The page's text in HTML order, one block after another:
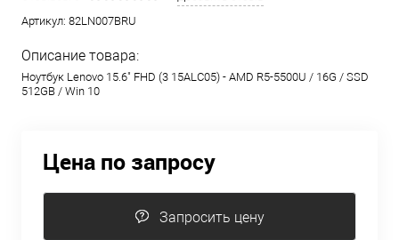
Артикул: 82LN007BRU
Описание товара:
Ноутбук Lenovo 15.6" FHD (3 15ALC05) - AMD R5-5500U / 16G / SSD
512GB / Win 10
Цена по запросу
Запросить цену